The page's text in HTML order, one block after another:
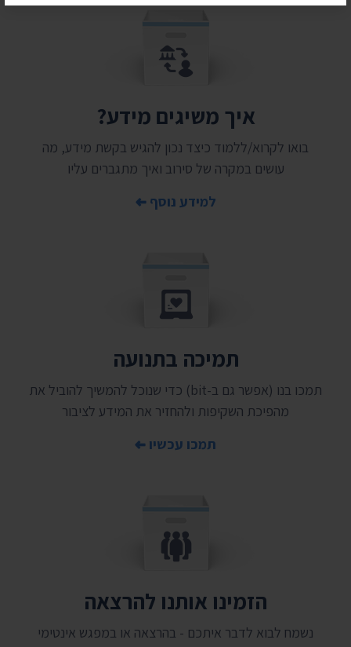
איך משיגים מידע?
בואו לקרוא/ללמוד כיצד נכון להגיש בקשת מידע, מה
עושים במקרה של סירוב ואיך מתגברים עליו
למידע נוסף
תמיכה בתנועה
תמכו בנו (אפשר גם ב-bit) כדי שנוכל להמשיך להוביל את
מהפיכת השקיפות ולהחזיר את המידע לציבור
תמכו עכשיו
הזמינו אותנו להרצאה
נשמח לבוא לדבר איתכם - בהרצאה או במפגש אינטימי